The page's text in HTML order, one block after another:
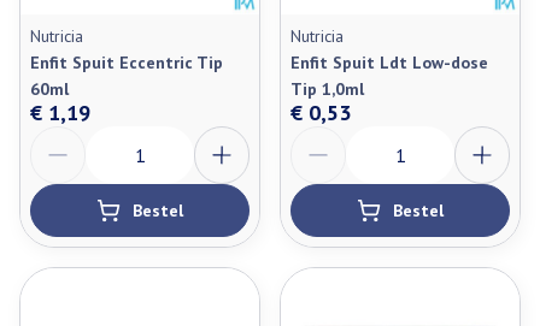
Nutricia
Enfit Spuit Eccentric Tip
60ml
€ 1,19
Bestel
Nutricia
Enfit Spuit Ldt Low-dose
Tip 1,0ml
€ 0,53
Bestel